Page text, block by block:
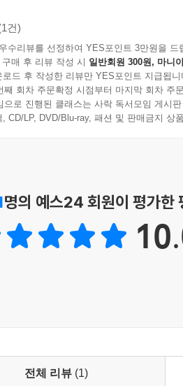
속 아쉬움 _138
의 마음 _140
학생 사이 _142
속 특별한 학생 _144
칭 _154
메아리 _156
지 않은 수업장면 _158
문제 시뮬레이션 _160
건)
수리뷰를 선정하여 YES포인트 3만원을 드
매 후 리뷰 작성 시 일반회원 300원, 마니
로드 후 작성한 리뷰만 YES포인트 지급됩니
째 회차 주문확정 시점부터 마지막 회차 주
으로 진행된 클래스는 사락 독서모임 게시
, CD/LP, DVD/Blu-ray, 패션 및 판매금지 상
명의 예스24 회원이 평가한
전체 리뷰 (1)